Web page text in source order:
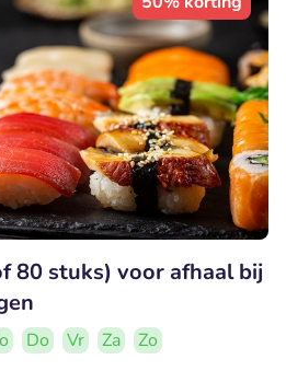
80 stuks) voor afhaal bij
Do Vr Za
Zo